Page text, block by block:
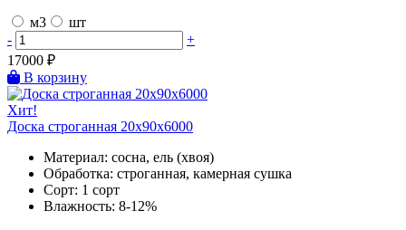
м3
шт
-
+
17000 ₽
В корзину
Хит!
Доска строганная 20х90х6000
Материал: сосна, ель (хвоя)
Обработка: строганная, камерная сушка
Сорт: 1 сорт
Влажность: 8-12%